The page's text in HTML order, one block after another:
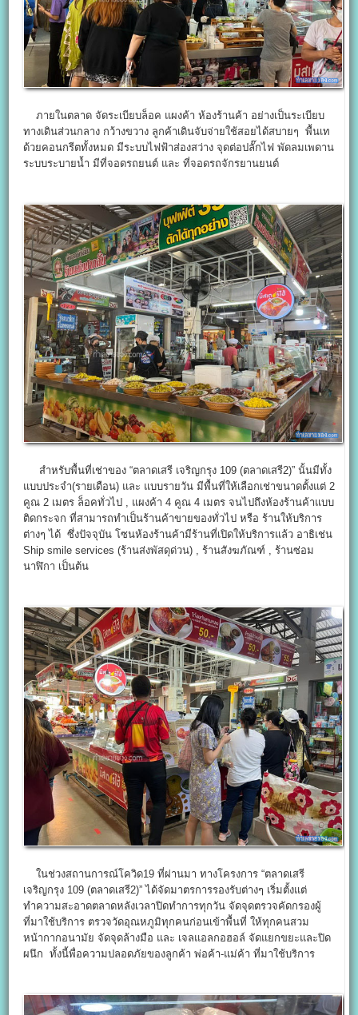
ภายในตลาด จัดระเบียบล็อค แผงค้า ห้องร้านค้า อย่างเป็นระเบียบ
ทางเดินส่วนกลาง กว้างขวาง ลูกค้าเดินจับจ่ายใช้สอยได้สบายๆ พื้นเท
ด้วยคอนกรีตทั้งหมด มีระบบไฟฟ้าส่องสว่าง จุดต่อปลั๊กไฟ พัดลมเพดาน
ระบบระบายน้ำ มีที่จอดรถยนต์ และ ที่จอดรถจักรยานยนต์
สำหรับพื้นที่เช่าของ “ตลาดเสรี เจริญกรุง 109 (ตลาดเสรี2)” นั้นมีทั้ง
แบบประจำ(รายเดือน) และ แบบรายวัน มีพื้นที่ให้เลือกเช่าขนาดตั้งแต่ 2
คูณ 2 เมตร ล็อคทั่วไป , แผงค้า 4 คูณ 4 เมตร จนไปถึงห้องร้านค้าแบบ
ติดกระจก ที่สามารถทำเป็นร้านค้าขายของทั่วไป หรือ ร้านให้บริการ
ต่างๆ ได้ ซึ่งปัจจุบัน โซนห้องร้านค้ามีร้านที่เปิดให้บริการแล้ว อาธิเช่น
Ship smile services (ร้านส่งพัสดุด่วน) , ร้านสังฆภัณฑ์ , ร้านซ่อม
นาฬิกา เป็นต้น
ในช่วงสถานการณ์โควิด19 ที่ผ่านมา ทางโครงการ “ตลาดเสรี
เจริญกรุง 109 (ตลาดเสรี2)” ได้จัดมาตรการรองรับต่างๆ เริ่มตั้งแต่
ทำความสะอาดตลาดหลังเวลาปิดทำการทุกวัน จัดจุดตรวจคัดกรองผู้
ที่มาใช้บริการ ตรวจวัดอุณหภูมิทุกคนก่อนเข้าพื้นที่ ให้ทุกคนสวม
หน้ากากอนามัย จัดจุดล้างมือ และ เจลแอลกอฮอล์ จัดแยกขยะและปิด
ผนึก ทั้งนี้พื่อความปลอดภัยของลูกค้า พ่อค้า-แม่ค้า ที่มาใช้บริการ